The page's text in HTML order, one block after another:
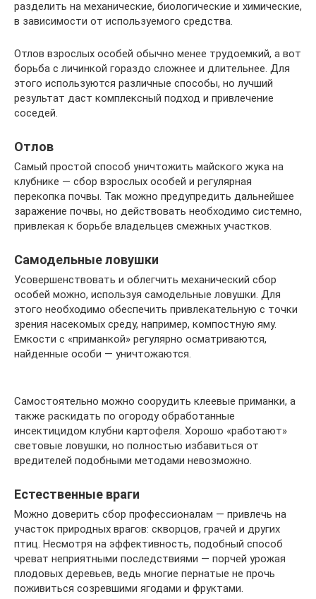
разделить на механические, биологические и химические,
в зависимости от используемого средства.
Отлов взрослых особей обычно менее трудоемкий, а вот
борьба с личинкой гораздо сложнее и длительнее. Для
этого используются различные способы, но лучший
результат даст комплексный подход и привлечение
соседей.
Отлов
Самый простой способ уничтожить майского жука на
клубнике — сбор взрослых особей и регулярная
перекопка почвы. Так можно предупредить дальнейшее
заражение почвы, но действовать необходимо системно,
привлекая к борьбе владельцев смежных участков.
Самодельные ловушки
Усовершенствовать и облегчить механический сбор
особей можно, используя самодельные ловушки. Для
этого необходимо обеспечить привлекательную с точки
зрения насекомых среду, например, компостную яму.
Емкости с «приманкой» регулярно осматриваются,
найденные особи — уничтожаются.
Самостоятельно можно соорудить клеевые приманки, а
также раскидать по огороду обработанные
инсектицидом клубни картофеля. Хорошо «работают»
световые ловушки, но полностью избавиться от
вредителей подобными методами невозможно.
Естественные враги
Можно доверить сбор профессионалам — привлечь на
участок природных врагов: скворцов, грачей и других
птиц. Несмотря на эффективность, подобный способ
чреват неприятными последствиями — порчей урожая
плодовых деревьев, ведь многие пернатые не прочь
поживиться созревшими ягодами и фруктами.